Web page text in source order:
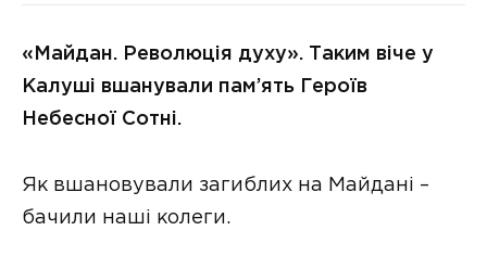
«Майдан. Революція духу». Таким віче у
Калуші вшанували пам’ять Героїв
Небесної Сотні.
Як вшановували загиблих на Майдані –
бачили наші колеги.